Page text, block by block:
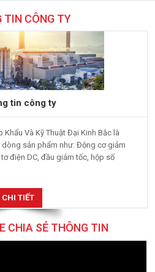
TIN CÔNG TY
tin công ty
Khẩu Và Kỹ Thuật Đại Kinh Bắc là
sản phẩm như: Động cơ giảm
điện DC, đầu giảm tốc, hộp số
CHI TIẾT
CHIA SẺ THÔNG TIN